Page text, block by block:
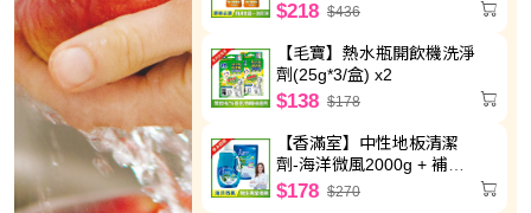
$218 $436
【毛寶】熱水瓶開飲機洗淨
劑(25g*3/盒) x2
$138 $178
【香滿室】中性地板清潔
劑-海洋微風2000g + 補充
包1800g
$178 $270